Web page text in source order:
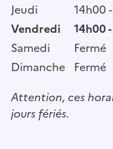
Jeudi
14h00
Vendredi
14h00
Samedi
Fermé
Dimanche Fermé
Attention, ces
jours fériés.